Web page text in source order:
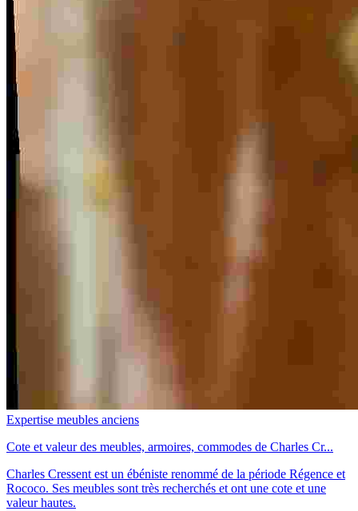
Expertise meubles anciens
Cote et valeur des meubles, armoires, commodes de Charles Cr...
Charles Cressent est un ébéniste renommé de la période Régence et
Rococo. Ses meubles sont très recherchés et ont une cote et une
valeur hautes.